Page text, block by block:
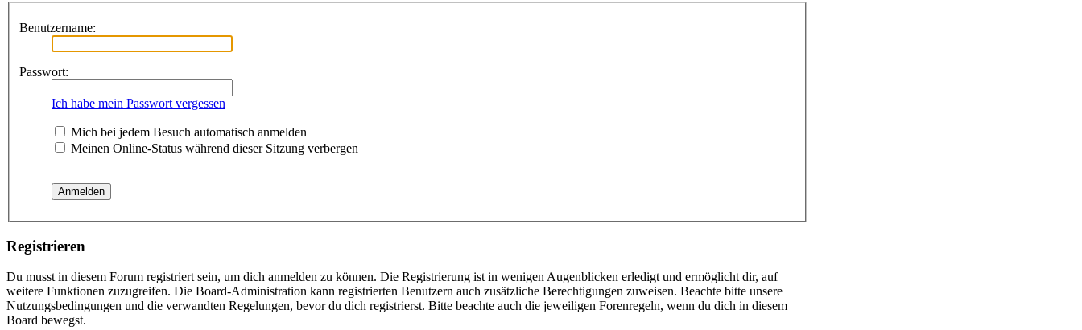
Benutzername:
Passwort:
Ich habe mein Passwort vergessen
Mich bei jedem Besuch automatisch anmelden
Meinen Online-Status während dieser Sitzung verbergen
Registrieren
Du musst in diesem Forum registriert sein, um dich anmelden zu können. Die Registrierung ist in wenigen Augenblicken erledigt und ermöglicht dir, auf
weitere Funktionen zuzugreifen. Die Board-Administration kann registrierten Benutzern auch zusätzliche Berechtigungen zuweisen. Beachte bitte unsere
Nutzungsbedingungen und die verwandten Regelungen, bevor du dich registrierst. Bitte beachte auch die jeweiligen Forenregeln, wenn du dich in diesem
Board bewegst.